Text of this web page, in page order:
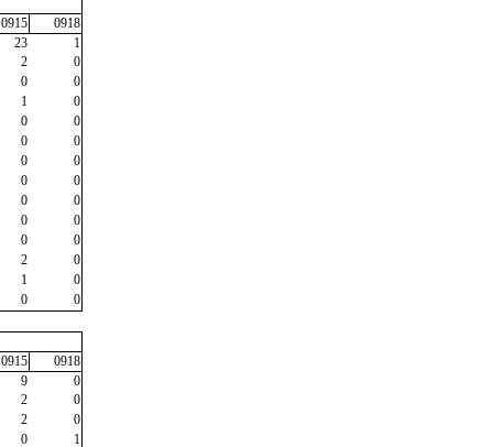
0915
0918
23
1
2
0
0
0
1
0
0
0
0
0
0
0
0
0
0
0
0
0
0
0
2
0
1
0
0
0
0915
0918
9
0
2
0
2
0
0
1